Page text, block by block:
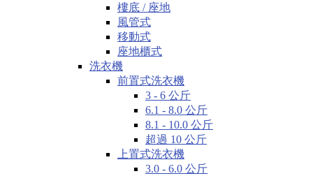
樓底 / 座地
風管式
移動式
座地櫃式
洗衣機
前置式洗衣機
3 - 6 公斤
6.1 - 8.0 公斤
8.1 - 10.0 公斤
超過 10 公斤
上置式洗衣機
3.0 - 6.0 公斤